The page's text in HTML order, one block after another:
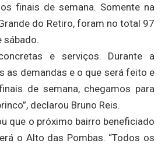
finais de semana. Somente na
do Retiro, foram no total 97
sábado.
e serviços. Durante a
as demandas e o que será feito e
de semana, chegamos para
declarou Bruno Reis.
que o próximo bairro beneficiado
o Alto das Pombas. “Todos os